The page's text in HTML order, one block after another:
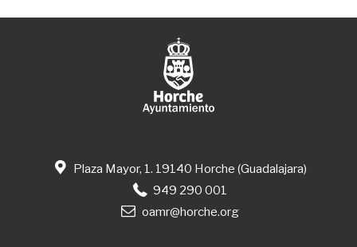
Plaza Mayor, 1. 19140 Horche (Guadalajara)
949 290 001
oamr@horche.org